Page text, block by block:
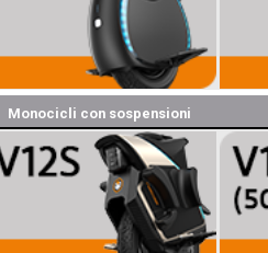
Monocicli con sospensioni